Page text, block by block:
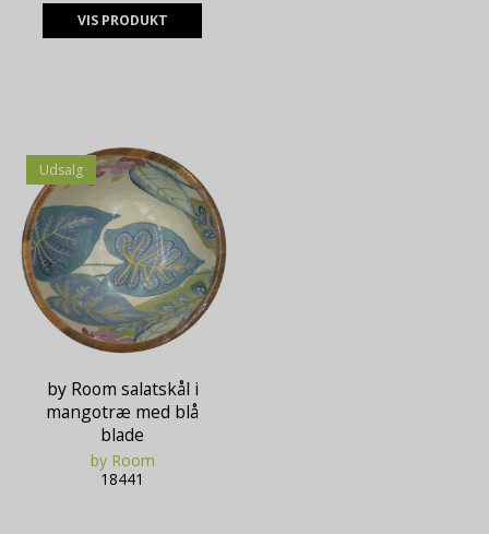
VIS PRODUKT
Udsalg
by Room salatskål i
mangotræ med blå
blade
by Room
18441